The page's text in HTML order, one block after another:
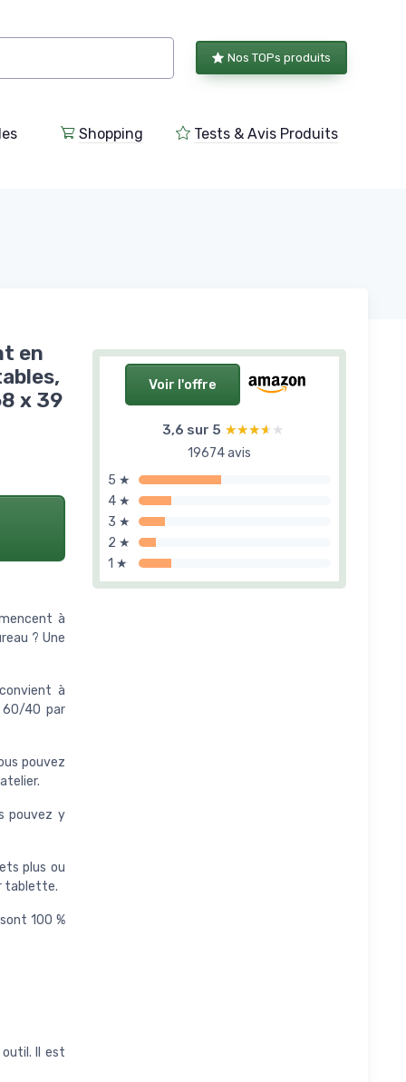
Nos TOPs produits
Shopping Tests & Avis Produits
Voir l'offre
3,6 sur 5 ★★★★★
★★★★★
19674 avis
5 ★
4 ★
3 ★
2 ★
1 ★
en
x 39
à
? Une
à
60/40 par
pouvez
pouvez y
plus ou
tablette.
100 %
outil. Il est